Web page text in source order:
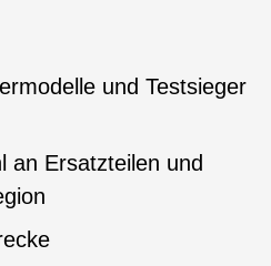
und Testsieger
an Ersatzteilen und